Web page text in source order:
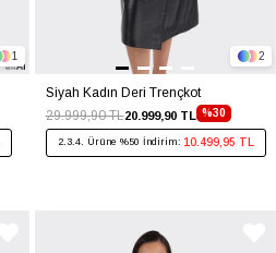
1
Siyah Kadın Deri Trençkot
%30
20.999,90 TL
29.999,90 TL
2.3.4. Ürüne %50 İndirim: 10.499,95 TL
2